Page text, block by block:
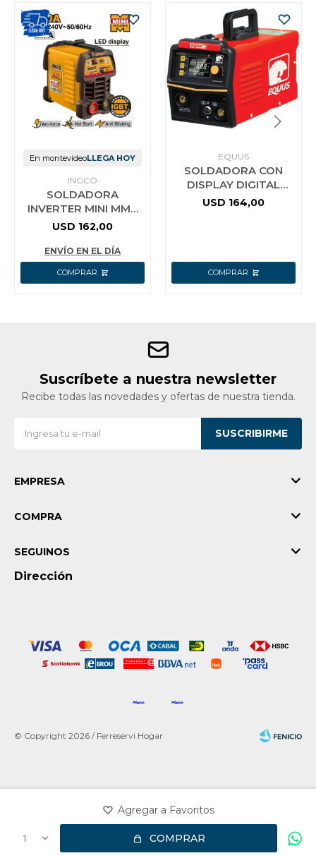
1 COMPRAR
En montevideoLLEGA HOY
INGCO
SOLDADORA
INVERTER MINI MMA
180 AMP DISPLAY LED
USD 162,00
ENVÍO EN EL DÍA
EQUUS
SOLDADORA CON
DISPLAY DIGITAL
FLUX-MIG/MMA-
USD 164,00
Suscríbete a nuestra newsletter
Recibe todas las novedades y ofertas de nuestra tienda.
SUSCRIBIRME
EMPRESA
COMPRA
Dirección
SEGUINOS
© Copyright 2026 / Ferreservi Hogar
Fenicio